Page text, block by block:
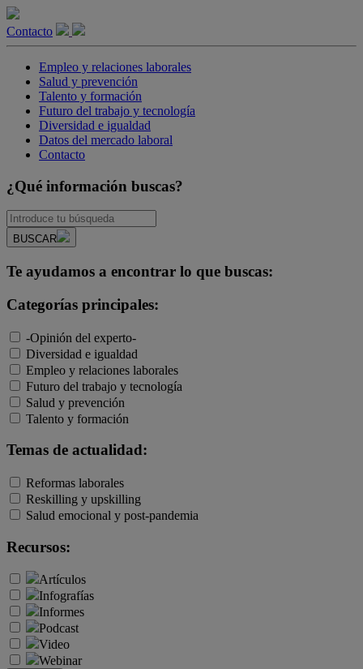
Contacto
Empleo y relaciones laborales
Salud y prevención
Talento y formación
Futuro del trabajo y tecnología
Diversidad e igualdad
Datos del mercado laboral
Contacto
¿Qué información buscas?
BUSCAR
Te ayudamos a encontrar lo que buscas:
Categorías principales:
-Opinión del experto-
Diversidad e igualdad
Empleo y relaciones laborales
Futuro del trabajo y tecnología
Salud y prevención
Talento y formación
Temas de actualidad:
Reformas laborales
Reskilling y upskilling
Salud emocional y post-pandemia
Recursos:
Artículos
Infografías
Informes
Podcast
Video
Webinar